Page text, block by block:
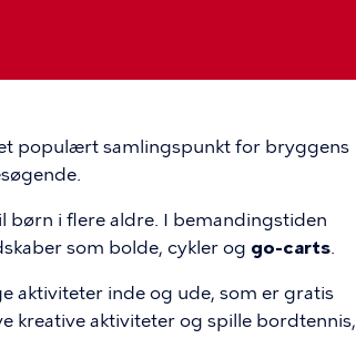
populært samlingspunkt for bryggens
børn i flere aldre. I bemandingstiden
som bolde, cykler og go-carts.
aktiviteter inde og ude, som er gratis
kreative aktiviteter og spille bordtennis,